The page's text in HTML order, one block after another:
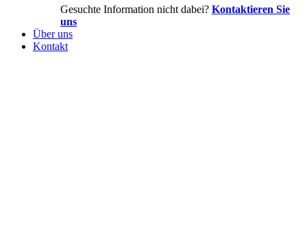
Gesuchte Information nicht dabei? Kontaktieren Sie
uns
Über uns
Kontakt